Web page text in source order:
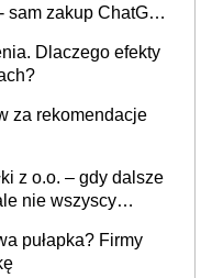
zakup ChatGPT
Dlaczego efekty
za rekomendacje
z o.o. – gdy dalsze
nie wszyscy
pułapka? Firmy